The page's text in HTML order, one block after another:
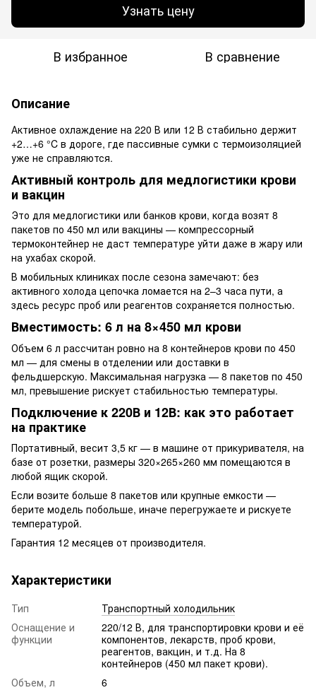
Узнать цену
В избранное В сравнение
Описание
Активное охлаждение на 220 В или 12 В стабильно держит
+2…+6 °C в дороге, где пассивные сумки с термоизоляцией
уже не справляются.
Активный контроль для медлогистики крови
и вакцин
Это для медлогистики или банков крови, когда возят 8
пакетов по 450 мл или вакцины — компрессорный
термоконтейнер не даст температуре уйти даже в жару или
на ухабах скорой.
В мобильных клиниках после сезона замечают: без
активного холода цепочка ломается на 2–3 часа пути, а
здесь ресурс проб или реагентов сохраняется полностью.
Вместимость: 6 л на 8×450 мл крови
Объем 6 л рассчитан ровно на 8 контейнеров крови по 450
мл — для смены в отделении или доставки в
фельдшерскую. Максимальная нагрузка — 8 пакетов по 450
мл, превышение рискует стабильностью температуры.
Подключение к 220В и 12В: как это работает
на практике
Портативный, весит 3,5 кг — в машине от прикуривателя, на
базе от розетки, размеры 320×265×260 мм помещаются в
любой ящик скорой.
Если возите больше 8 пакетов или крупные емкости —
берите модель побольше, иначе перегружаете и рискуете
температурой.
Гарантия 12 месяцев от производителя.
Характеристики
Тип
Транспортный холодильник
Оснащение и
функции
220/12 В, для транспортировки крови и её
компонентов, лекарств, проб крови,
реагентов, вакцин, и т.д. На 8
контейнеров (450 мл пакет крови).
Объем, л
6